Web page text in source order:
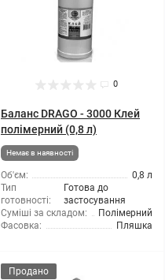
0
Баланс DRAGО - 3000 Клей
полімерний (0,8 л)
Немає в наявності
Об'єм:
0,8 л
Тип
готовності:
Готова до
застосування
Суміші за складом:
Полімерний
Фасовка:
Пляшка
Продано